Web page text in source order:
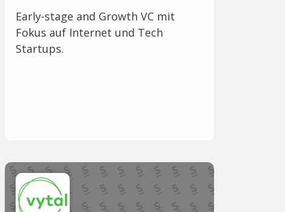
Early-stage and Growth VC mit
Fokus auf Internet und Tech
Startups.